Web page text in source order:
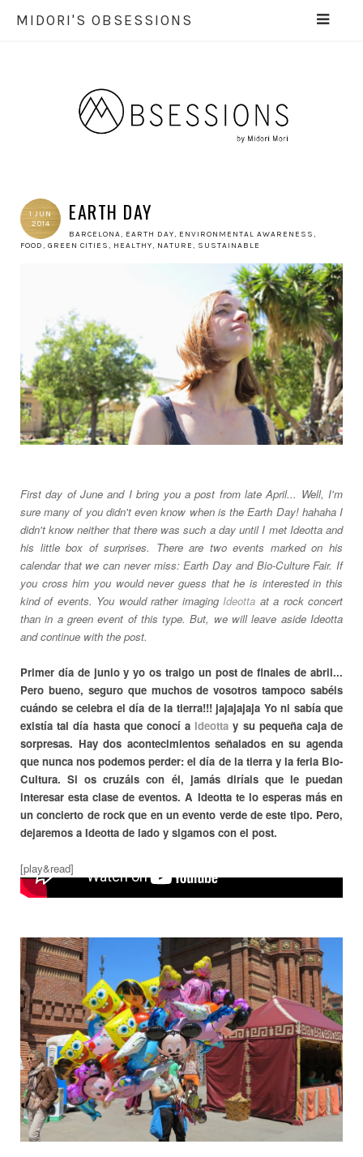
MIDORI'S OBSESSIONS
1 JUN
2014
EARTH DAY
BARCELONA, EARTH DAY, ENVIRONMENTAL AWARENESS ,
FOOD , GREEN CITIES , HEALTHY, NATURE , SUSTAINABLE
First day of June and I bring you a post from late April... Well, I'm
sure many of you didn't even know when is the Earth Day! hahaha I
didn't know neither that there was such a day until I met Ideotta and
his little box of surprises. There are two events marked on his
calendar that we can never miss: Earth Day and Bio-Culture Fair. If
you cross him you would never guess that he is interested in this
kind of events. You would rather imaging Ideotta at a rock concert
than in a green event of this type. But, we will leave aside Ideotta
and continue with the post.
Primer día de junio y yo os traigo un post de finales de abril...
Pero bueno, seguro que muchos de vosotros tampoco sabéis
cuándo se celebra el día de la tierra!!! jajajajaja Yo ni sabía que
existía tal día hasta que conocí a Ideotta y su pequeña caja de
sorpresas. Hay dos acontecimientos señalados en su agenda
que nunca nos podemos perder: el día de la tierra y la feria Bio-
Cultura. Si os cruzáis con él, jamás diríais que le puedan
interesar esta clase de eventos. A Ideotta te lo esperas más en
un concierto de rock que en un evento verde de este tipo. Pero,
dejaremos a Ideotta de lado y sigamos con el post.
[play&read]